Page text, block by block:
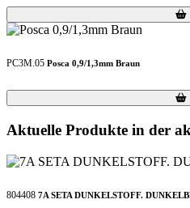
Loading...
Loading...
PC3M.05 Posca 0,9/1,3mm Braun
Loading...
Loading...
Aktuelle Produkte in der
804408 7A SETA DUNKELSTOFF.